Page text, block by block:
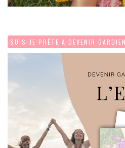
SUIS-JE PRÊTE À DEVENIR